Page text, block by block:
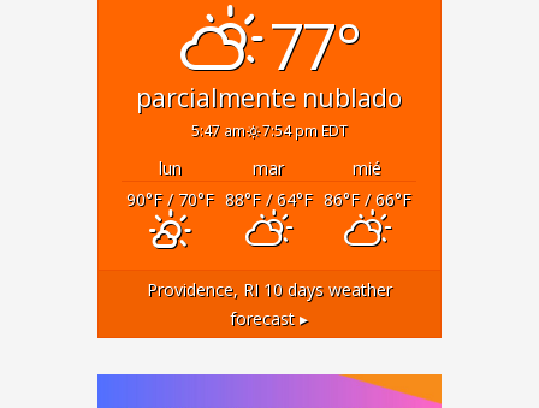
77°
parcialmente nublado
5:47 am 7:54 pm EDT
lun mar
mié
90°F/ 70°F 88°F/ 64°F 86°F/ 66°F
Providence, RI10 days weather
forecast ▸